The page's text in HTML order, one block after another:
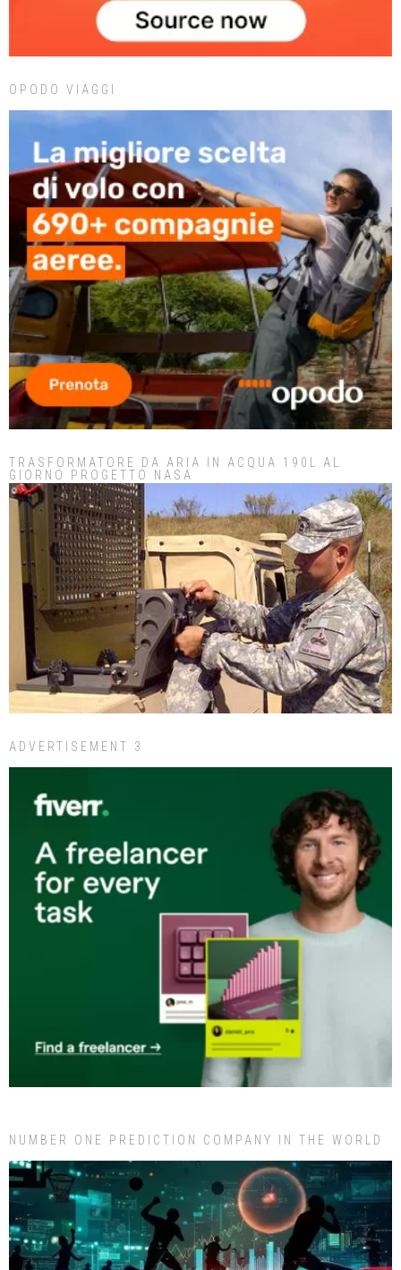
OPODO VIAGGI
TRASFORMATORE DA ARIA IN ACQUA 190L AL
GIORNO PROGETTO NASA
ADVERTISEMENT 3
NUMBER ONE PREDICTION COMPANY IN THE WORLD